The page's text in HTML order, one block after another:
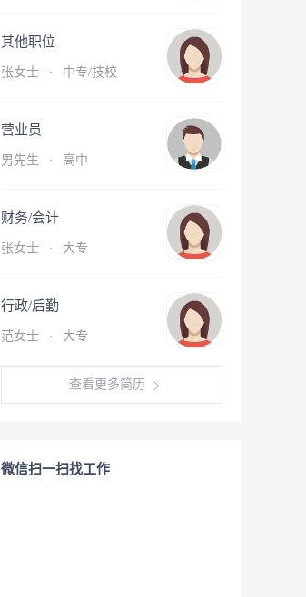
其他职位
张女士 · 中专/技校
营业员
男先生 · 高中
财务/会计
张女士 · 大专
行政/后勤
范女士 · 大专
查看更多简历
微信扫一扫找工作